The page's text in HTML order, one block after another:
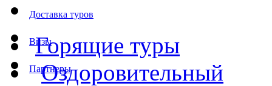
Доставка туров
Визы
Партнеры
Горящие туры
Оздоровительный